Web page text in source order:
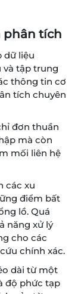
phân tích
dữ liệu
và tập trung
thông tin cơ
tích chuyên
đơn thuần
mà còn
mối liên hệ
các xu
điểm bất
lồ. Quá
năng xử lý
cho các
chính xác.
dài từ một
độ phức tạp